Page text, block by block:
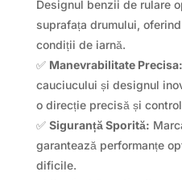
Designul benzii de rulare
suprafața drumului,
condiții de iarnă.
✅ Manevrabilitate Precisa:
cauciucului și designul
o direcție precisă și
✅ Siguranță Sporită:
garantează performanțe
dificile.